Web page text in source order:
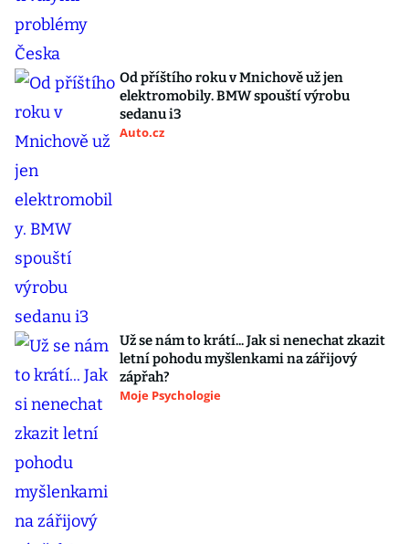
Od příštího roku v Mnichově už jen
elektromobily. BMW spouští výrobu
sedanu i3
Auto.cz
Už se nám to krátí... Jak si nenechat zkazit
letní pohodu myšlenkami na zářijový
zápřah?
Moje Psychologie